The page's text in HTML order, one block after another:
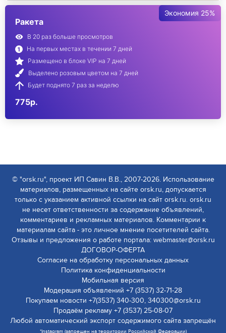
Экономия 25%
Ракета
В 20 раз больше просмотров
На первых местах в течении 7 дней
Размещено в блоке VIP на 7 дней
Выделено розовым цветом на 7 дней
Будет поднято 7 раз за неделю
775р.
© "orsk.ru", проект ИП Савин В.В., 2007-2026. Использование
материалов, размещенных на сайте orsk.ru, допускается
только с указанием активной ссылки на сайт orsk.ru. orsk.ru
не несет ответственности за содержание объявлений,
комментариев и рекламных материалов. Комментарии к
материалам сайта - это личное мнение посетителей сайта.
Отзывы и предложения о работе портала: webmaster@orsk.ru
ДОГОВОР-ОФЕРТА
Согласие на обработку персональных данных
Политика конфиденциальности
Мобильная версия
Модерация объявлений +7 (3537) 32-71-28
Покупаем новости +7(3537) 340-300, 340300@orsk.ru
Продаём рекламу +7 (3537) 25-08-07
Любой автоматический экспорт содержимого сайта запрещён
*Instagram (запрещен на территории Российской Федерации)